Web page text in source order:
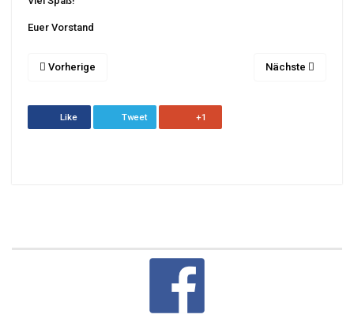
Euer Vorstand
Vorherige Nächste
Like Tweet +1